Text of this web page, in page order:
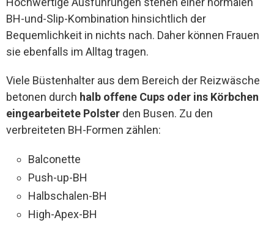
BH-und-Slip-Kombination hinsichtlich der
Bequemlichkeit in nichts nach. Daher können Frauen
sie ebenfalls im Alltag tragen.
Viele Büstenhalter aus dem Bereich der Reizwäsche
betonen durch halb offene Cups oder ins Körbchen
eingearbeitete Polster den Busen. Zu den
verbreiteten BH-Formen zählen:
Balconette
Push-up-BH
Halbschalen-BH
High-Apex-BH